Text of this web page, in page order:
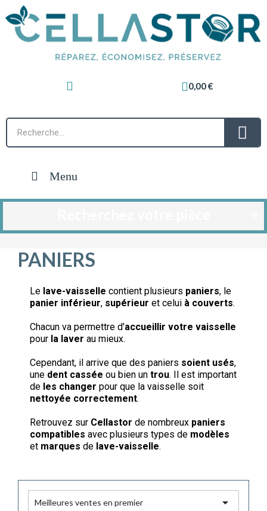
0,00 €
Menu
PANIERS
Le lave-vaisselle contient plusieurs paniers, le
panier inférieur, supérieur et celui à couverts.
Chacun va permettre d'accueillir votre vaisselle
pour la laver au mieux.
Cependant, il arrive que des paniers soient usés,
une dent cassée ou bien un trou. Il est important
de les changer pour que la vaisselle soit
nettoyée correctement.
Retrouvez sur Cellastor de nombreux paniers
compatibles avec plusieurs types de modèles
et marques de lave-vaisselle.
Meilleures ventes en premier 